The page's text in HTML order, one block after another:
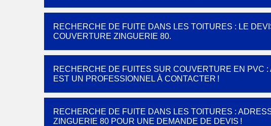
RECHERCHE DE FUITE DANS LES TOITURES : LE
COUVERTURE ZINGUERIE 80.
RECHERCHE DE FUITES SUR COUVERTURE EN PVC
EST UN PROFESSIONNEL À CONTACTER !
RECHERCHE DE FUITE DANS LES TOITURES :
ZINGUERIE 80 POUR UNE DEMANDE DE DEVIS !